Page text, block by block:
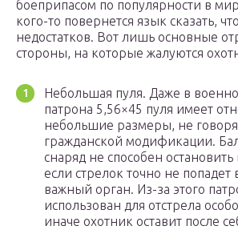
боеприпасом по популярности в
кого-то повернется язык сказать,
недостатков. Вот лишь основные
стороны, на которые жалуются
Небольшая пуля. Даже в
патрона 5,56×45 пуля имеет
небольшие размеры, не
гражданской модификации.
снаряд не способен остановить
если стрелок точно не
важный орган. Из-за этого
использован для отстрела
иначе охотник оставит после